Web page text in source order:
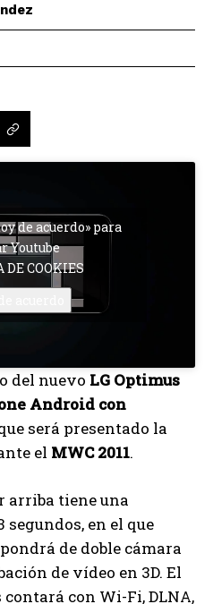
de acuerdo» para
Youtube
DE COOKIES
del nuevo LG Optimus
Android con
será presentado la
el MWC 2011.
arriba tiene una
en el que
de doble cámara
de vídeo en 3D. El
contará con Wi-Fi, DLNA,